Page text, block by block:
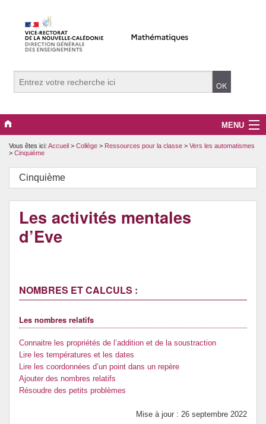
MENU
Evènements
Collège
Lycée
Vers le supérieur
Vous êtes ici: Accueil > Collège > Ressources pour la classe > Vers les automatismes
> Cinquième
Cinquième
Les activités mentales
d’Eve
NOMBRES ET CALCULS :
Les nombres relatifs
Connaitre les propriétés de l’addition et de la soustraction
Lire les températures et les dates
Lire les coordonnées d’un point dans un repère
Ajouter des nombres relatifs
Résoudre des petits problèmes
Mise à jour : 26 septembre 2022